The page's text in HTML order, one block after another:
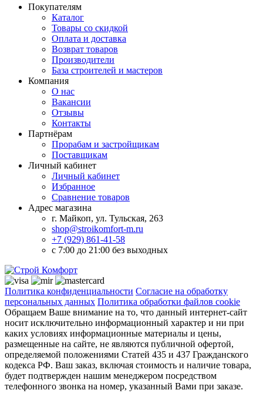
Покупателям
Каталог
Товары со скидкой
Оплата и доставка
Возврат товаров
Производители
База строителей и мастеров
Компания
О нас
Вакансии
Отзывы
Контакты
Партнёрам
Прорабам и застройщикам
Поставщикам
Личный кабинет
Личный кабинет
Избранное
Сравнение товаров
Адрес магазина
г. Майкоп, ул. Тульская, 263
shop@stroikomfort-m.ru
+7 (929) 861-41-58
с 7:00 до 21:00 без выходных
Политика конфиденциальности Согласие на обработку
персональных данных Политика обработки файлов cookie
Обращаем Ваше внимание на то, что данный интернет-сайт
носит исключительно информационный характер и ни при
каких условиях информационные материалы и цены,
размещенные на сайте, не являются публичной офертой,
определяемой положениями Статей 435 и 437 Гражданского
кодекса РФ. Ваш заказ, включая стоимость и наличие товара,
будет подтвержден нашим менеджером посредством
телефонного звонка на номер, указанный Вами при заказе.